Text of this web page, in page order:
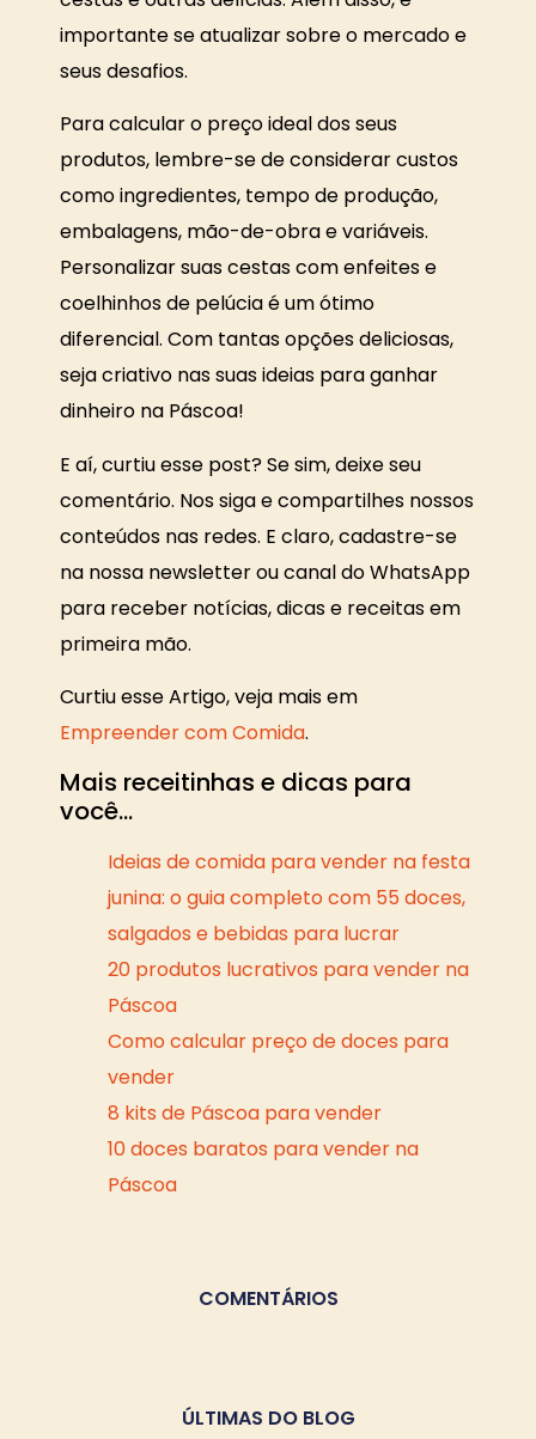
importante se atualizar sobre o mercado e
seus desafios.
Para calcular o preço ideal dos seus
produtos, lembre-se de considerar custos
como ingredientes, tempo de produção,
embalagens, mão-de-obra e variáveis.
Personalizar suas cestas com enfeites e
coelhinhos de pelúcia é um ótimo
diferencial. Com tantas opções deliciosas,
seja criativo nas suas ideias para ganhar
dinheiro na Páscoa!
E aí, curtiu esse post? Se sim, deixe seu
comentário. Nos siga e compartilhes nossos
conteúdos nas redes. E claro, cadastre-se
na nossa newsletter ou canal do WhatsApp
para receber notícias, dicas e receitas em
primeira mão.
Curtiu esse Artigo, veja mais em
Empreender com Comida.
Mais receitinhas e dicas para
você…
Ideias de comida para vender na festa
junina: o guia completo com 55 doces,
salgados e bebidas para lucrar
20 produtos lucrativos para vender na
Páscoa
Como calcular preço de doces para
vender
8 kits de Páscoa para vender
10 doces baratos para vender na
Páscoa
COMENTÁRIOS
ÚLTIMAS DO BLOG